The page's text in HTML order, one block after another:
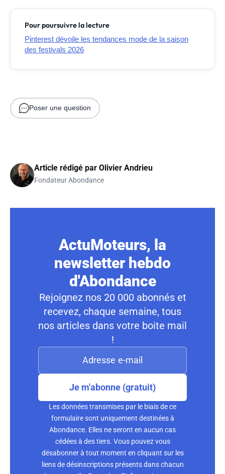
Pour poursuivre la lecture
Pinterest dévoile les tendances mode de la saison
des festivals 2026
Poser une question
Article rédigé par Olivier Andrieu
Fondateur Abondance
ActuMoteurs, la
newsletter hebdo
d'Abondance
Rejoignez nos 20 000 abonnés et
recevez, chaque semaine, tous
nos articles dans votre boite mail
!
Je m'abonne (gratuit)
Les données transmises par le biais de ce
formulaire sont uniquement destinées à
Abondance. Elles ne seront en aucun cas
cédées à des tiers. Vous pouvez vous
désabonner à tout moment en cliquant sur les
liens de désinscriptions présents dans chacun